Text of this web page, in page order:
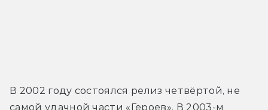
В 2002 году состоялся релиз четвёртой, не
самой удачной части «Героев». В 2003-м